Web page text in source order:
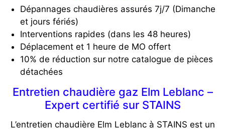
Dépannages chaudières assurés 7j/7 (Dimanche
et jours fériés)
Interventions rapides (dans les 48 heures)
Déplacement et 1 heure de MO offert
10% de réduction sur notre catalogue de pièces
détachées
Entretien chaudière gaz Elm Leblanc –
Expert certifié sur STAINS
L’entretien chaudière Elm Leblanc à STAINS est un